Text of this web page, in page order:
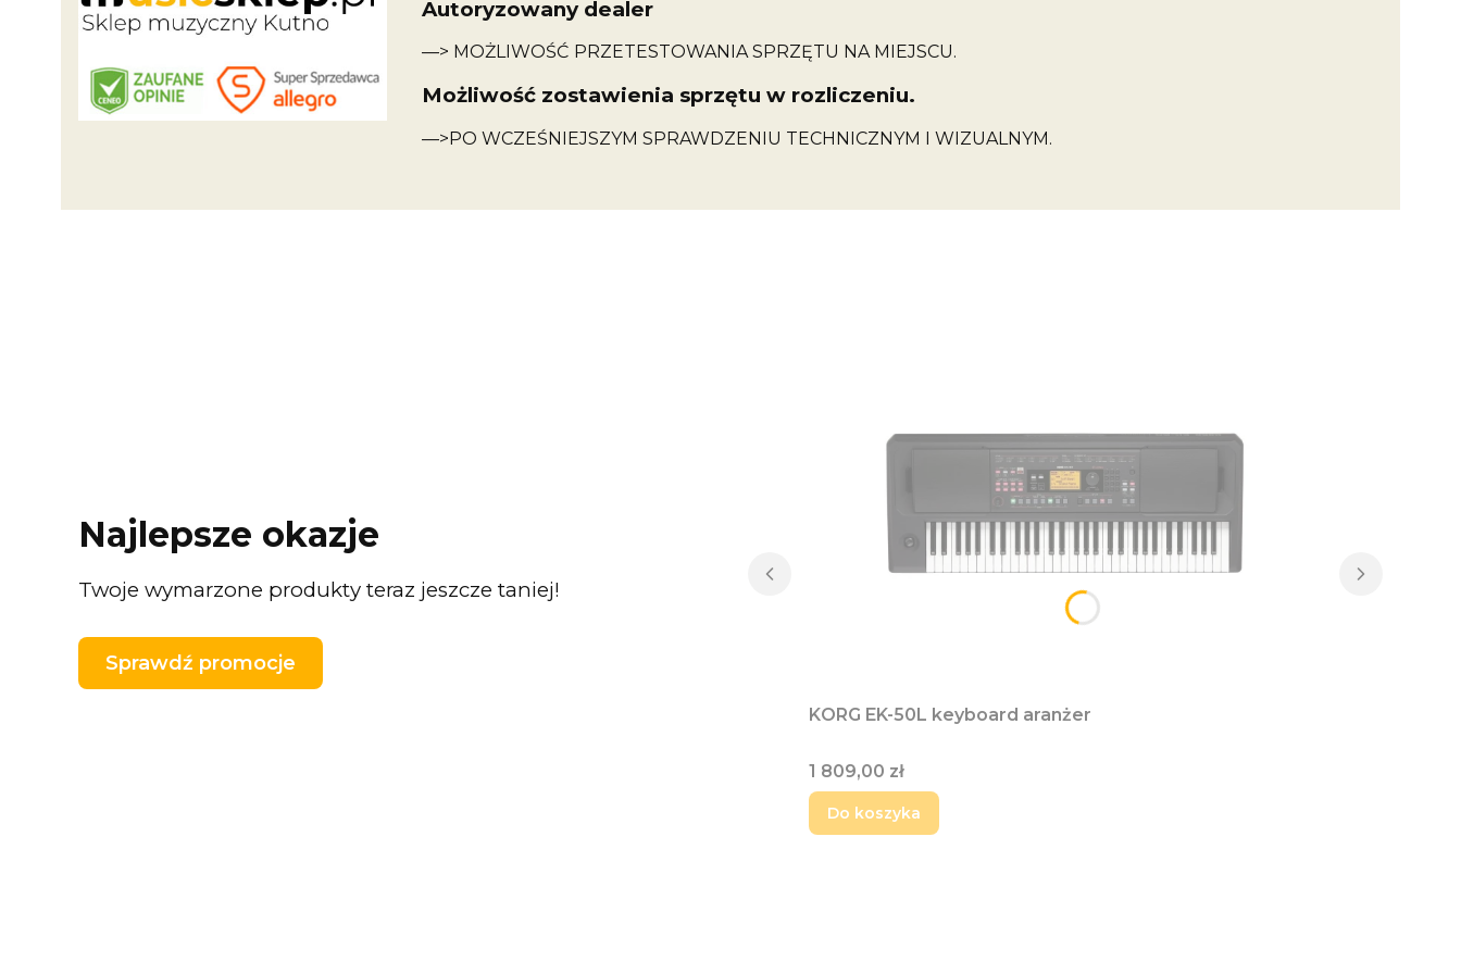
Autoryzowany dealer
—> MOŻLIWOŚĆ PRZETESTOWANIA SPRZĘTU NA MIEJSCU.
Możliwość zostawienia sprzętu w rozliczeniu.
—>PO WCZEŚNIEJSZYM SPRAWDZENIU TECHNICZNYM I WIZUALNYM.
Najlepsze okazje
Twoje wymarzone produkty teraz jeszcze taniej!
Sprawdź promocje
KORG EK-50L keyboard aranżer
Cena
1 809,00 zł
Do koszyka